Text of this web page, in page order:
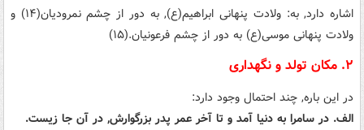
اشاره دارد, به: ولادت پنهانی ابراهیم(ع), به دور از چشم نمرودیان(۱۴) و
ولادت پنهانی موسی(ع) به دور از چشم فرعونیان.(۱۵)
۲. مکان تولد و نگهداری
در این باره, چند احتمال وجود دارد:
الف. در سامرا به دنیا آمد و تا آخر عمر پدر بزرگوارش, در آن جا زیست.